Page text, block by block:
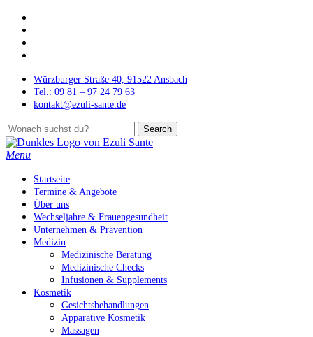
Skip
main
content
Würzburger Straße 40, 91522 Ansbach
Tel.: 09 81 – 97 24 79 63
kontakt@ezuli-sante.de
Search
Close
Search
Menu
Startseite
Termine & Angebote
Über uns
Wechseljahre & Frauengesundheit
Unternehmen & Prävention
Medizin
Medizinische Beratung
Medizinische Checks
Infusionen & Supplements
Kosmetik
Gesichtsbehandlungen
Apparative Kosmetik
Massagen